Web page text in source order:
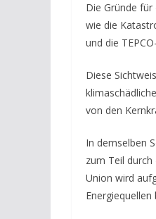
Die Gründe
wie die
und die
Diese
von den
In demselben
zum Teil
Union wird
Energiequellen